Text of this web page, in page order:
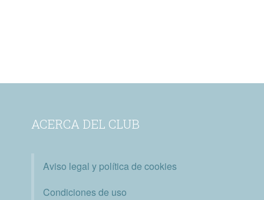
ACERCA DEL CLUB
Aviso legal y política de cookies
Condiciones de uso